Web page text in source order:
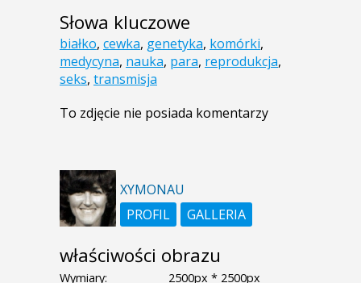
Słowa kluczowe
białko, cewka, genetyka, komórki,
medycyna, nauka, para, reprodukcja,
seks, transmisja
To zdjęcie nie posiada komentarzy
XYMONAU
PROFIL
GALLERIA
właściwości obrazu
Wymiary:
2500px * 2500px